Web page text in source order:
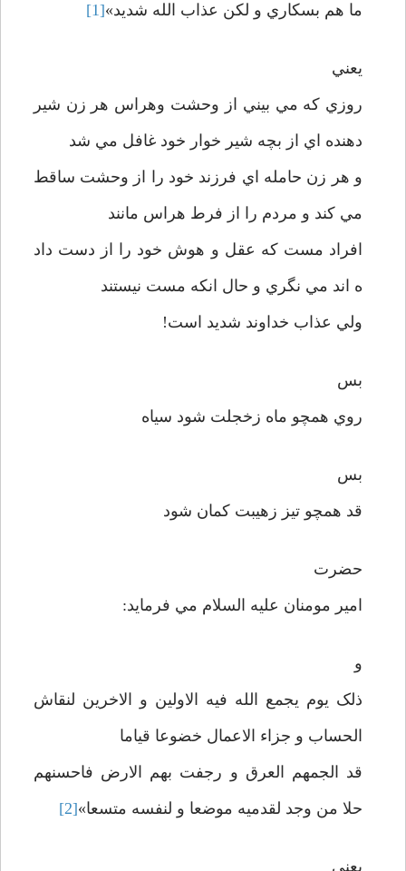
ما هم بسکاري و لکن عذاب الله شديد»[1]
يعني
روزي که مي بيني از وحشت وهراس هر زن شير
دهنده اي از بچه شير خوار خود غافل مي شد
و هر زن حامله اي فرزند خود را از وحشت ساقط
مي کند و مردم را از فرط هراس مانند
افراد مست که عقل و هوش خود را از دست داد
ه اند مي نگري و حال انکه مست نيستند
ولي عذاب خداوند شديد است!
بس
روي همچو ماه زخجلت شود سياه
بس
قد همچو تيز زهيبت کمان شود
حضرت
امير مومنان عليه السلام مي فرمايد:
و
ذلک يوم يجمع الله فيه الاولين و الاخرين لنقاش
الحساب و جزاء الاعمال خضوعا قياما
قد الجمهم العرق و رجفت بهم الارض فاحسنهم
حلا من وجد لقدميه موضعا و لنفسه متسعا»[2]
يعني